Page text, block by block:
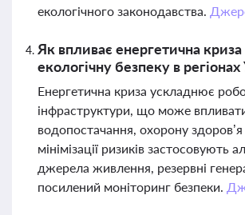
екологічного законодавства.
Як впливає енергетична криза
екологічну безпеку в регіонах
Енергетична криза ускладнює
інфраструктури, що може
водопостачання, охорону здоров’я
мінімізації ризиків застосовують
джерела живлення, резервні
посилений моніторинг безпеки.